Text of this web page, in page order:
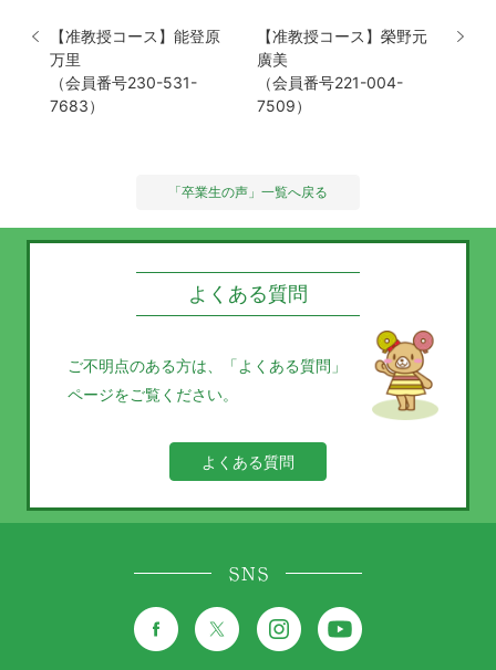
【准教授コース】能登原
万里
（会員番号230-531-
7683）
【准教授コース】榮野元
廣美
（会員番号221-004-
7509）
「卒業生の声」一覧へ戻る
よくある質問
ご不明点のある方は、
「よくある質問」
ページをご覧ください。
よくある質問
SNS